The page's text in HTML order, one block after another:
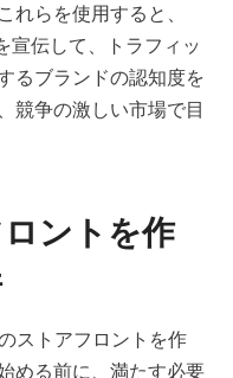
れらを使用すると、
宣伝して、トラフィッ
るブランドの認知度を
競争の激しい市場で目
ントを作
ストアフロントを作
める前に、満たす必要